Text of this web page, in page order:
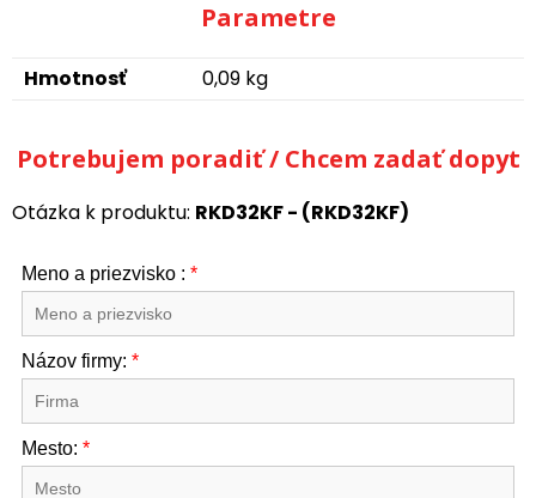
Parametre
Hmotnosť 0,09 kg
Potrebujem poradiť / Chcem zadať dopyt
Otázka k produktu: RKD32KF - (RKD32KF)